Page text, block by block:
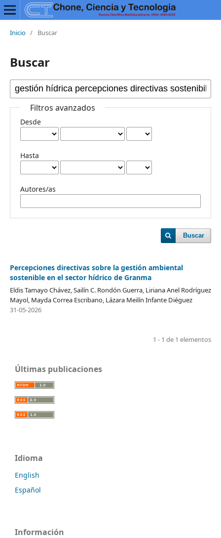
Inicio / Buscar
Buscar
Filtros avanzados
Desde
Hasta
Autores/as
Buscar
Percepciones directivas sobre la gestión ambiental
sostenible en el sector hídrico de Granma
Eldis Tamayo Chávez, Sailín C. Rondón Guerra, Liriana Anel Rodríguez
Mayol, Mayda Correa Escribano, Lázara Meilín Infante Diéguez
31-05-2026
1 - 1 de 1 elementos
Últimas publicaciones
Idioma
English
Español
Información